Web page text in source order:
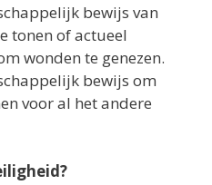
bewijs van
tonen of actueel
wonden te genezen.
bewijs om
voor al het andere